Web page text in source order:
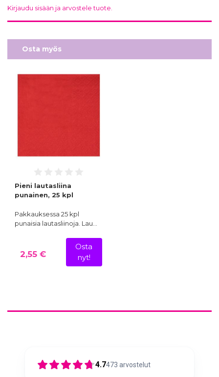
Kirjaudu sisään ja arvostele tuote.
Osta myös
Pieni lautasliina
punainen, 25 kpl
Pakkauksessa 25 kpl
punaisia lautasliinoja. Lau…
2,55 €
Osta
nyt!
4.7473 arvostelut